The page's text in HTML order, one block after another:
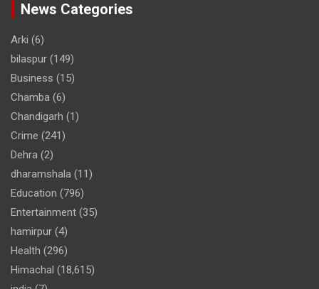
News Categories
Arki (6)
bilaspur (149)
Business (15)
Chamba (6)
Chandigarh (1)
Crime (241)
Dehra (2)
dharamshala (11)
Education (796)
Entertainment (35)
hamirpur (4)
Health (296)
Himachal (18,615)